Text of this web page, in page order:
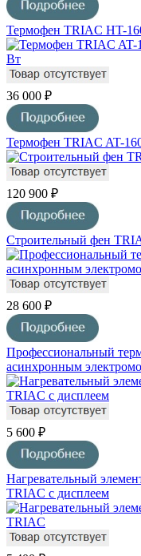
Термофен TRIAC HT-
36 000 ₽
Термофен TRIAC AT-
120 900 ₽
Строительный фен
28 600 ₽
Профессиональный
асинхронным
5 600 ₽
Нагревательный
TRIAC с дисплеем